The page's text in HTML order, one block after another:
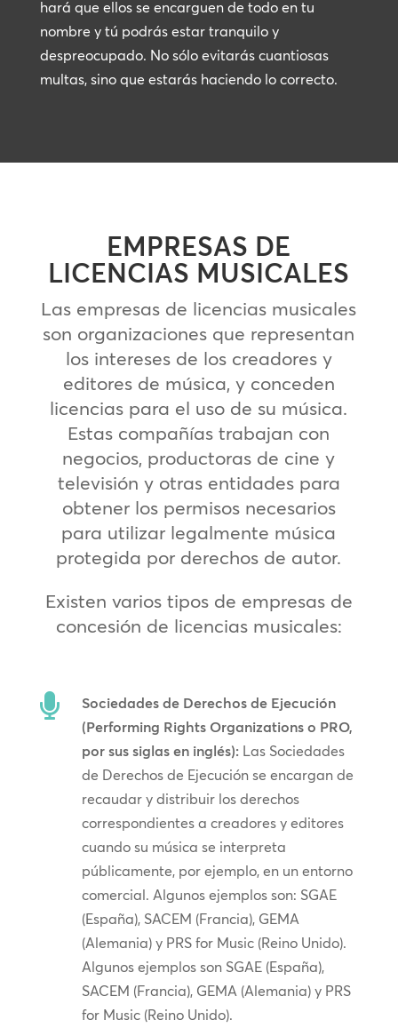
hará que ellos se encarguen de todo en tu
nombre y tú podrás estar tranquilo y
despreocupado. No sólo evitarás cuantiosas
multas, sino que estarás haciendo lo correcto.
EMPRESAS DE
LICENCIAS MUSICALES
Las empresas de licencias musicales
son organizaciones que representan
los intereses de los creadores y
editores de música, y conceden
licencias para el uso de su música.
Estas compañías trabajan con
negocios, productoras de cine y
televisión y otras entidades para
obtener los permisos necesarios
para utilizar legalmente música
protegida por derechos de autor.
Existen varios tipos de empresas de
concesión de licencias musicales:

Sociedades de Derechos de Ejecución
(Performing Rights Organizations o PRO,
por sus siglas en inglés):Las Sociedades
de Derechos de Ejecución se encargan de
recaudar y distribuir los derechos
correspondientes a creadores y editores
cuando su música se interpreta
públicamente, por ejemplo, en un entorno
comercial. Algunos ejemplos son: SGAE
(España), SACEM (Francia), GEMA
(Alemania) y PRS for Music (Reino Unido).
Algunos ejemplos son SGAE (España),
SACEM (Francia), GEMA (Alemania) y PRS
for Music (Reino Unido).